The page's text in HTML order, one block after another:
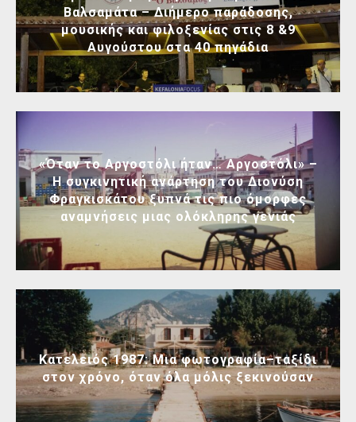
Βαλσαμάτα – Διήμερο παράδοσης,
μουσικής και φιλοξενίας στις 8 &9
Αυγούστου στα 40 πηγάδια
«Όταν το Αργοστόλι ήταν… Αργοστόλι» –
Η συγκινητική ανάρτηση του Διονύση
Φραγκισκάτου ξυπνά τις πιο όμορφες
αναμνήσεις μιας ολόκληρης γενιάς
Κατελειός 1987: Μια φωτογραφία–ταξίδι
στον χρόνο, όταν όλα μόλις ξεκινούσαν